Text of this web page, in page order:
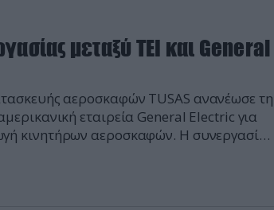
μεταξύ ΤΕΙ και General
αεροσκαφών TUSAS ανανέωσε τη
εταιρεία General Electric για
κινητήρων αεροσκαφών. Η συνεργασία